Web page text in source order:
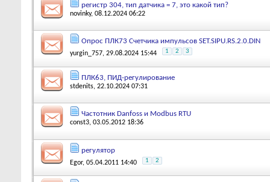
регистр 304, тип датчика = 7, это какой тип?
novinky, 08.12.2024 06:22
Опрос ПЛК73 Счетчика импульсов SET.SIPU.RS.2.0.DIN
yurgin_757, 29.08.2024 15:44 1 2 3
ПЛК63, ПИД-регулирование
stdenits, 22.10.2024 07:31
Частотник Danfoss и Modbus RTU
const3, 03.05.2012 18:36
регулятор
Egor, 05.04.2011 14:40 1 2